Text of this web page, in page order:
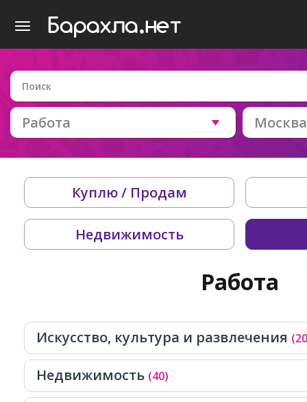
Работа Москва
Куплю / Продам
Недвижимость
Работа
Искусство, культура и развлечения
Недвижимость (40)